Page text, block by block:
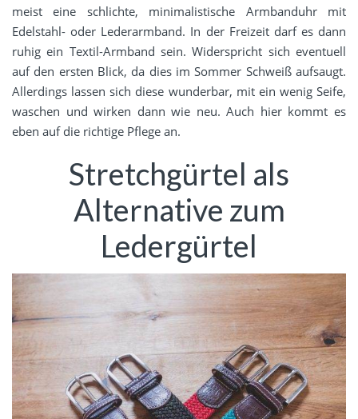
meist eine schlichte, minimalistische Armbanduhr mit
Edelstahl- oder Lederarmband. In der Freizeit darf es dann
ruhig ein Textil-Armband sein. Widerspricht sich eventuell
auf den ersten Blick, da dies im Sommer Schweiß aufsaugt.
Allerdings lassen sich diese wunderbar, mit ein wenig Seife,
waschen und wirken dann wie neu. Auch hier kommt es
eben auf die richtige Pflege an.
Stretchgürtel als
Alternative zum
Ledergürtel